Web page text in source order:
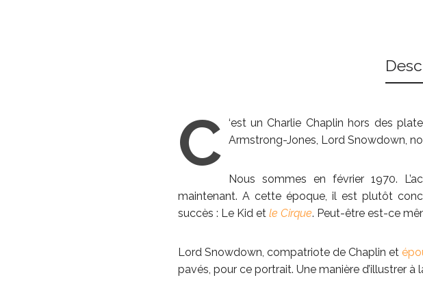
C ‘est un Charlie Chaplin hors des
Armstrong-Jones, Lord Snowdown,
Nous sommes en février 1970.
maintenant. A cette époque, il est plutôt
succès : Le Kid et le Cirque. Peut-être est-ce
Lord Snowdown, compatriote de Chaplin et
pavés, pour ce portrait. Une manière d’illustrer